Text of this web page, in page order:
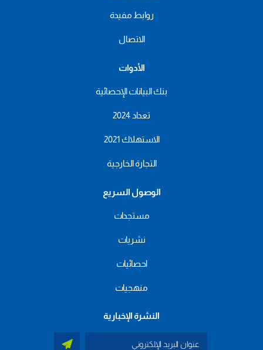
روابط مفيدة
الاتصال
الأدوات
بنك البيانات الإحصائية
تعداد 2024
الاستهلاك 2021
التجارة الخارجية
الوصول السريع
مستجدات
نشريات
احصائيات
منهجيات
النشرة الإخبارية